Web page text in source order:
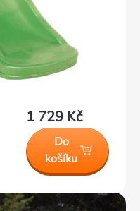
1 729 Kč
Do
košíku